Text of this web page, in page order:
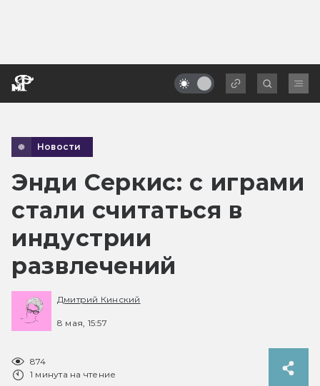
Новости
Энди Серкис: с играми
стали считаться в
индустрии
развлечений
Дмитрий Кинский
8 мая, 15:57
874
1 минута на чтение